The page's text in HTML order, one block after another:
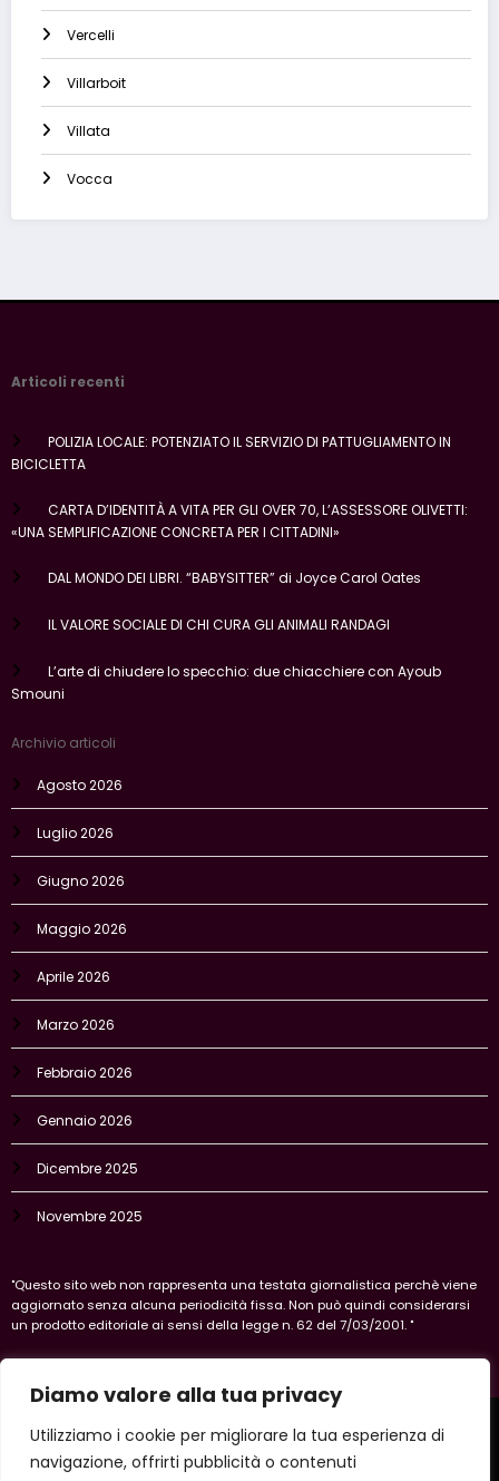
Diamo valore alla tua privacy
Utilizziamo i cookie per migliorare la tua esperienza di
navigazione, offrirti pubblicità o contenuti
Vercelli
Villarboit
Villata
Vocca
Articoli recenti
POLIZIA LOCALE: POTENZIATO IL SERVIZIO DI PATTUGLIAMENTO IN
BICICLETTA
CARTA D’IDENTITÀ A VITA PER GLI OVER 70, L’ASSESSORE OLIVETTI:
«UNA SEMPLIFICAZIONE CONCRETA PER I CITTADINI»
DAL MONDO DEI LIBRI. “BABYSITTER” di Joyce Carol Oates
IL VALORE SOCIALE DI CHI CURA GLI ANIMALI RANDAGI
L’arte di chiudere lo specchio: due chiacchiere con Ayoub
Smouni
Archivio articoli
Agosto 2026
Luglio 2026
Giugno 2026
Maggio 2026
Aprile 2026
Marzo 2026
Febbraio 2026
Gennaio 2026
Dicembre 2025
Novembre 2025
"Questo sito web non rappresenta una testata giornalistica perchè viene
aggiornato senza alcuna periodicità fissa. Non può quindi considerarsi
un prodotto editoriale ai sensi della legge n. 62 del 7/03/2001. "
Vercelli
Copyright 2026 IlVercellese | Powered By